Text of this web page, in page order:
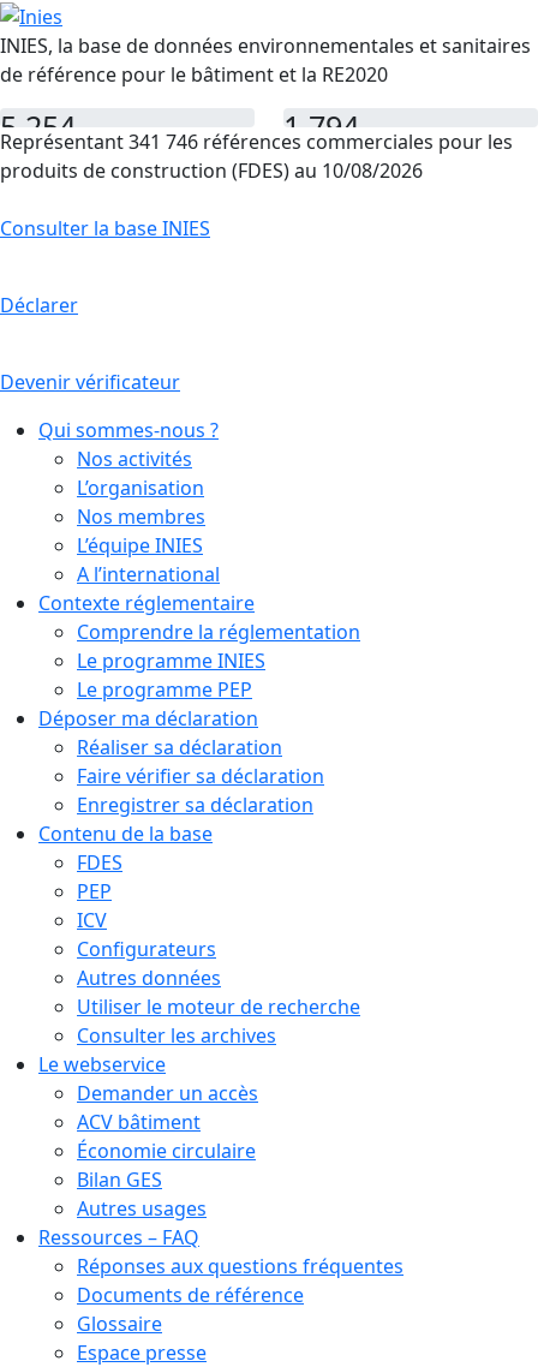
INIES, la base de données environnementales et sanitaires
de référence pour le bâtiment et la RE2020
5 254
FDES
1 794
PEP
Représentant 341 746 références commerciales pour les
produits de construction (FDES) au 10/08/2026
Consulter la base INIES
Déclarer
Devenir vérificateur
Qui sommes-nous ?
Nos activités
L’organisation
Nos membres
L’équipe INIES
A l’international
Contexte réglementaire
Comprendre la réglementation
Le programme INIES
Le programme PEP
Déposer ma déclaration
Réaliser sa déclaration
Faire vérifier sa déclaration
Enregistrer sa déclaration
Contenu de la base
FDES
PEP
ICV
Configurateurs
Autres données
Utiliser le moteur de recherche
Consulter les archives
Le webservice
Demander un accès
ACV bâtiment
Économie circulaire
Bilan GES
Autres usages
Ressources – FAQ
Réponses aux questions fréquentes
Documents de référence
Glossaire
Espace presse